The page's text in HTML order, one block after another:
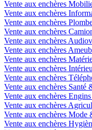
Vente aux enchères
Vente aux enchères
Vente aux enchères
Vente aux enchères
Vente aux enchères
Vente aux enchères
Vente aux enchères
Vente aux enchères
Vente aux enchères
Vente aux enchères
Vente aux enchères
Vente aux enchères
Vente aux enchères Mode
Vente aux enchères